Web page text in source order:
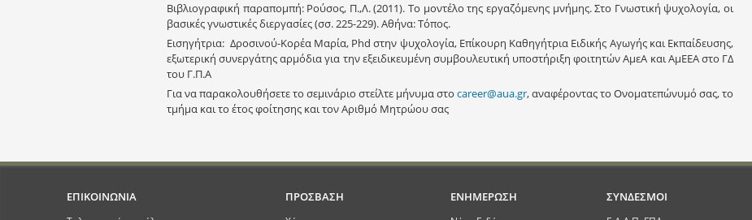
Βιβλιογραφική παραπομπή: Ρούσος, Π.,Λ. (2011). Το μοντέλο της εργαζόμενης μνήμης. Στο Γνωστική ψυχολογία, οι
βασικές γνωστικές διεργασίες (σσ. 225-229). Αθήνα: Τόπος.
Εισηγήτρια: Δροσινού-Κορέα Μαρία, Phd στην ψυχολογία, Επίκουρη Καθηγήτρια Ειδικής Αγωγής και Εκπαίδευσης,
εξωτερική συνεργάτης αρμόδια για την εξειδικευμένη συμβουλευτική υποστήριξη φοιτητών ΑμεΑ και ΑμΕΕΑ στο ΓΔ
του Γ.Π.Α
Για να παρακολουθήσετε το σεμινάριο στείλτε μήνυμα στο career@aua.gr, αναφέροντας το Ονοματεπώνυμό σας, το
τμήμα και το έτος φοίτησης και τον Αριθμό Μητρώου σας
ΕΠΙΚΟΙΝΩΝΙΑ ΠΡΟΣΒΑΣΗ ΕΝΗΜΕΡΩΣΗ ΣΥΝΔΕΣΜΟΙ